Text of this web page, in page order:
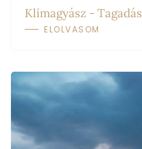
Klímagyász - Tagadás
ELOLVASOM